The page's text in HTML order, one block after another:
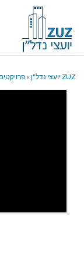
ZUZ יועצי נדל"ן » פרויקטים